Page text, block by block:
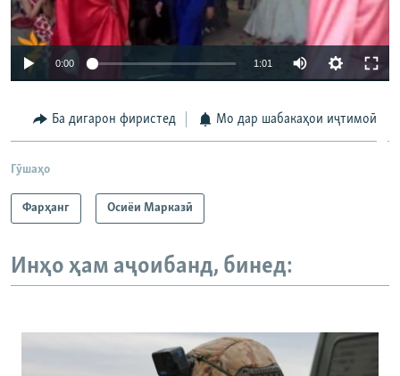
0:00 1:01
Ба дигарон фиристед Мо дар шабакаҳои иҷтимоӣ
Гӯшаҳо
Фарҳанг Осиёи Марказӣ
Инҳо ҳам аҷоибанд, бинед: